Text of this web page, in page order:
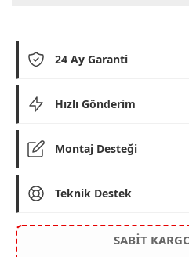
24 Ay Garanti
Hızlı Gönderim
Montaj Desteği
Teknik Destek
SABİT